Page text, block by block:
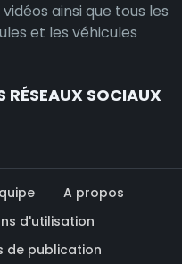
ainsi que tous les
et les véhicules
RÉSEAUX SOCIAUX
A propos
d'utilisation
de publication